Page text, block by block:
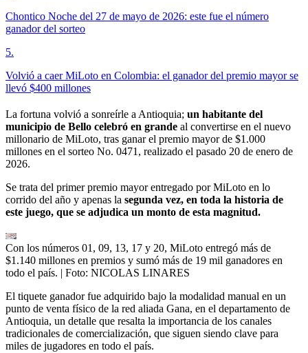
Chontico Noche del 27 de mayo de 2026: este fue el número
ganador del sorteo
5.
Volvió a caer MiLoto en Colombia: el ganador del premio mayor se
llevó $400 millones
La fortuna volvió a sonreírle a Antioquia; un habitante del
municipio de Bello celebró en grande al convertirse en el nuevo
millonario de MiLoto, tras ganar el premio mayor de $1.000
millones en el sorteo No. 0471, realizado el pasado 20 de enero de
2026.
Se trata del primer premio mayor entregado por MiLoto en lo
corrido del año y apenas la segunda vez, en toda la historia de
este juego, que se adjudica un monto de esta magnitud.
Con los números 01, 09, 13, 17 y 20, MiLoto entregó más de
$1.140 millones en premios y sumó más de 19 mil ganadores en
todo el país. | Foto: NICOLAS LINARES
El tiquete ganador fue adquirido bajo la modalidad manual en un
punto de venta físico de la red aliada Gana, en el departamento de
Antioquia, un detalle que resalta la importancia de los canales
tradicionales de comercialización, que siguen siendo clave para
miles de jugadores en todo el país.